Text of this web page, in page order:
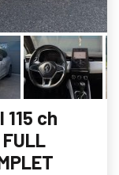
115 ch